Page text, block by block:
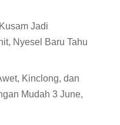
Jadi
Nyesel Baru Tahu
Kinclong, dan
Mudah 3 June,